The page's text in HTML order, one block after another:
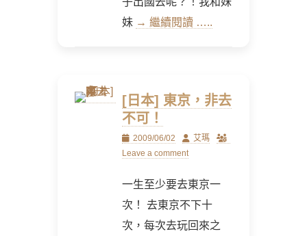
妹 → 繼續閱讀 …..
[日本] 東京，非去
不可！
Posted
on
2009/06/02 Author
艾瑪
Leave a comment
一生至少要去東京一
次！ 去東京不下十
次，每次去玩回來之